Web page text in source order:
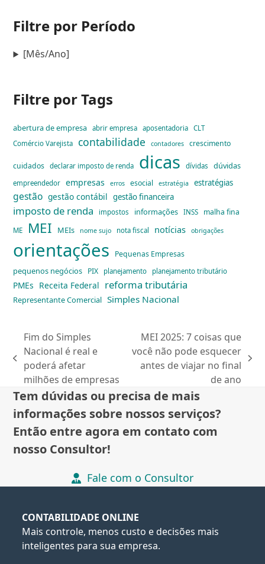
Filtre por Período
[Mês/Ano]
Filtre por Tags
abertura de empresa abrir empresa aposentadoria
CLT
Comércio Varejista
contabilidade contadores crescimento
cuidados declarar imposto de renda dicas dívidas dúvidas
empreendedor empresas erros esocial estratégia estratégias
gestão gestão contábil gestão financeira
imposto de renda impostos informações INSS malha fina
ME MEI MEIs nome sujo nota fiscal notícias obrigações
orientações Pequenas Empresas
pequenos negócios PIX planejamento planejamento tributário
PMEs Receita Federal reforma tributária
Representante Comercial Simples Nacional
previous
post:
Fim do Simples
Nacional é real e
poderá afetar
milhões de empresas
next
MEI 2025: 7 coisas que
você não pode esquecer
antes de viajar no final
de ano
Tem dúvidas ou precisa de mais
informações sobre nossos serviços?
Então entre agora em contato com
nosso Consultor!
Fale com o Consultor
CONTABILIDADE ONLINE
Mais controle, menos custo e decisões mais
inteligentes para sua empresa.